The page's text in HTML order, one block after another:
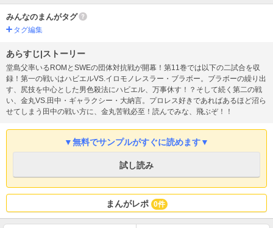
みんなのまんがタグ
タグ編集
あらすじ|ストーリー
堂島父率いるROMとSWEの団体対抗戦が開幕！第11巻では以下の二試合を収
録！第一の戦いはハビエルVS.イロモノレスラー・ブラボー。ブラボーの繰り出
す、尻技を中心とした男色殺法にハビエル、万事休す！？そして続く第二の戦
い、金丸VS.田中・ギャラクシー・大納言。プロレス好きであればあるほど沼ら
せてしまう田中の戦い方に、金丸苦戦必至！読んでみな、飛ぶぞ！！
▼無料でサンプルがすぐに読めます▼
試し読み
まんがレポ 0件